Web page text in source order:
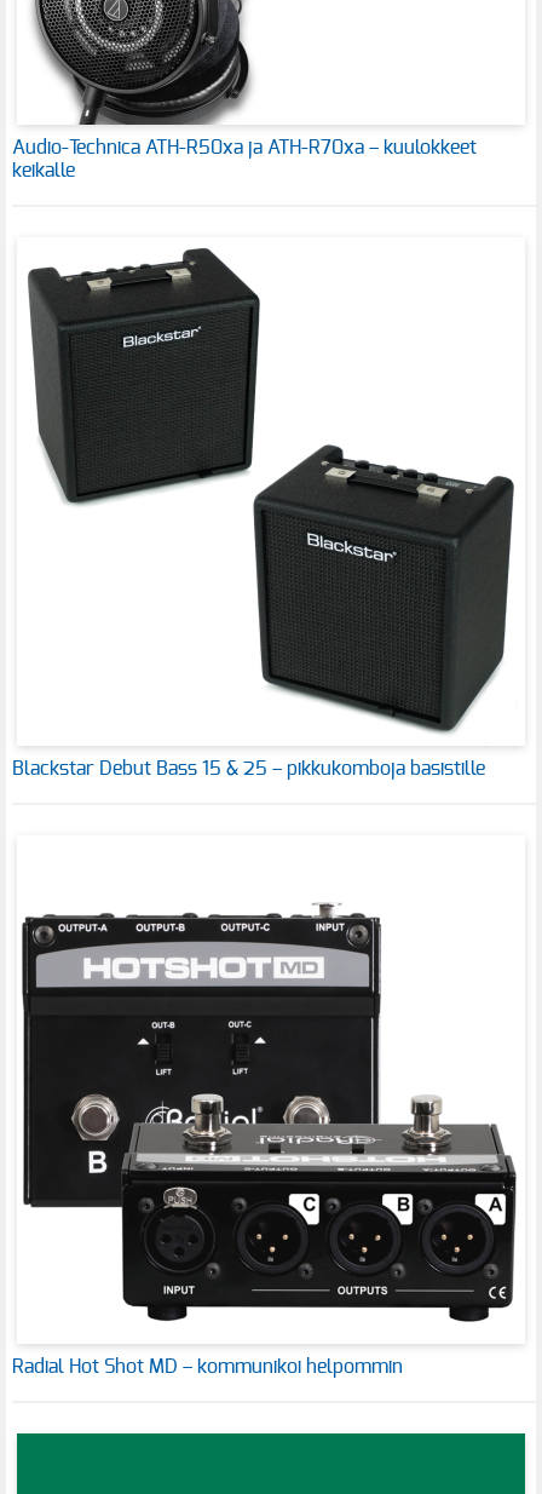
Audio-Technica ATH-R50xa ja ATH-R70xa – kuulokkeet
keikalle
Blackstar Debut Bass 15 & 25 – pikkukomboja basistille
Radial Hot Shot MD – kommunikoi helpommin